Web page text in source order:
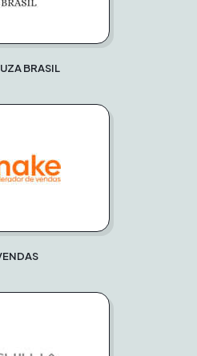
BRASIL